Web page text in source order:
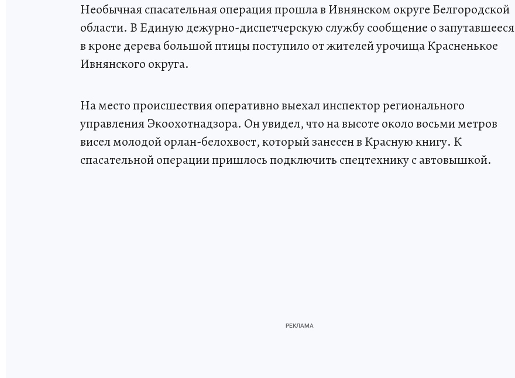
Необычная спасательная операция прошла в Ивнянском округе Белгородской
области. В Единую дежурно-диспетчерскую службу сообщение о запутавшееся
в кроне дерева большой птицы поступило от жителей урочища Красненькое
Ивнянского округа.
На место происшествия оперативно выехал инспектор регионального
управления Экоохотнадзора. Он увидел, что на высоте около восьми метров
висел молодой орлан-белохвост, который занесен в Красную книгу. К
спасательной операции пришлось подключить спецтехнику с автовышкой.